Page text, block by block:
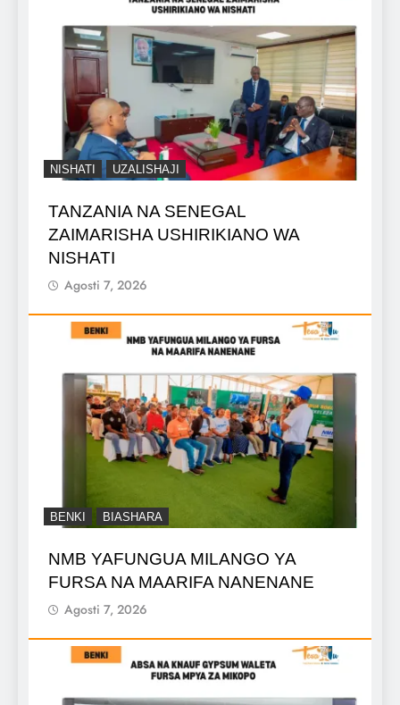
NISHATI UZALISHAJI
TANZANIA NA SENEGAL
ZAIMARISHA USHIRIKIANO WA
NISHATI
Agosti 7, 2026
BENKI BIASHARA
NMB YAFUNGUA MILANGO YA
FURSA NA MAARIFA NANENANE
Agosti 7, 2026